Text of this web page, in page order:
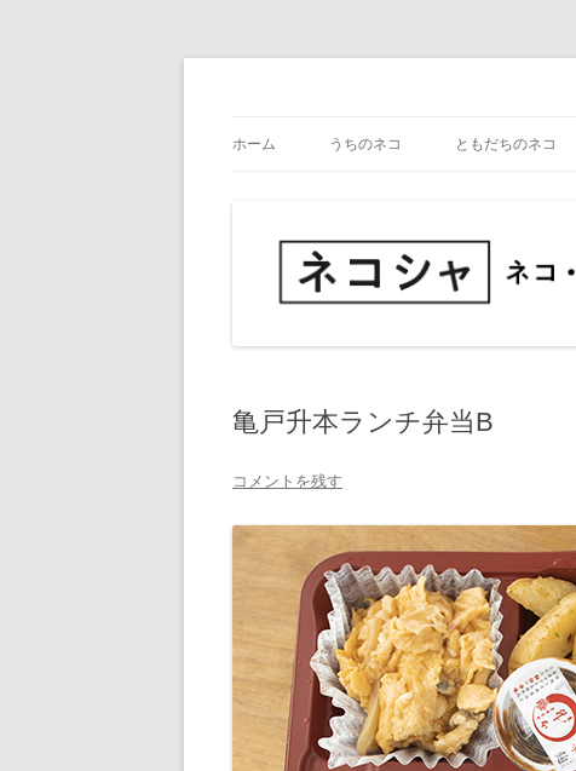
へ
ホーム うちのネコ ともだちのネコ
亀戸升本ランチ弁当B
コメントを残す